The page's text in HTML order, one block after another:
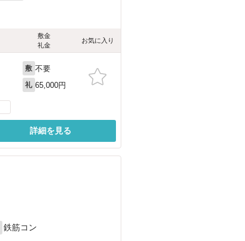
敷金
礼金
お気に入り
敷 不要
礼 65,000円
詳細を見る
鉄筋コン